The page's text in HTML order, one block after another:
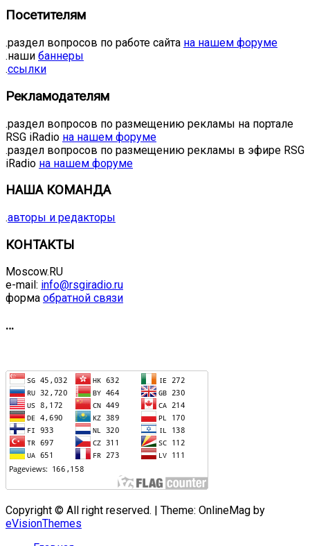
Посетителям
.раздел вопросов по работе сайта на нашем форуме
.наши баннеры
.ссылки
Рекламодателям
.раздел вопросов по размещению рекламы на портале
RSG iRadio на нашем форуме
.раздел вопросов по размещению рекламы в эфире RSG
iRadio на нашем форуме
НАША КОМАНДА
.авторы и редакторы
КОНТАКТЫ
Moscow.RU
e-mail: info@rsgiradio.ru
форма обратной связи
…
Copyright © All right reserved. | Theme: OnlineMag by
eVisionThemes